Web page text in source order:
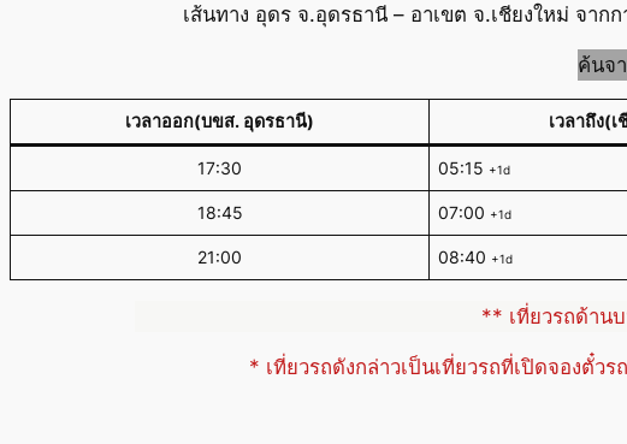
เส้นทาง อุดร จ.อุดรธานี – อาเขต จ.เชียงใหม่ จา
ค้นจ
เวลาออก(บขส. อุดรธานี) เวลาถึง(
17:30 05:15 +1d
18:45 07:00 +1d
21:00 08:40 +1d
** เที่ยวรถด้าน
* เที่ยวรถดังกล่าวเป็นเที่ยวรถที่เปิดจองตั๋